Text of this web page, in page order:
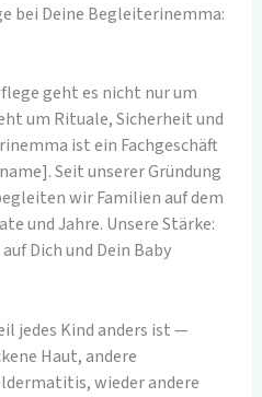
bei Deine Begleiterinemma:
geht es nicht nur um
um Rituale, Sicherheit und
ist ein Fachgeschäft
Seit unserer Gründung
wir Familien auf dem
und Jahre. Unsere Stärke:
Dich und Dein Baby
jedes Kind anders ist —
Haut, andere
wieder andere